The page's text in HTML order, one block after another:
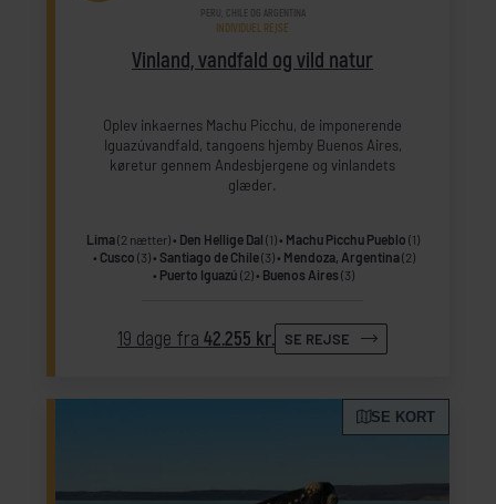
Vinland, vandfald og vild natur
PERU, CHILE OG ARGENTINA
INDIVIDUEL REJSE
Oplev inkaernes Machu Picchu, de imponerende
Iguazúvandfald, tangoens hjemby Buenos Aires,
køretur gennem Andesbjergene og vinlandets
glæder.
Lima(2 nætter) Den Hellige Dal (1) Machu Picchu Pueblo (1)
Cusco (3) Santiago de Chile(3) Mendoza, Argentina(2)
Puerto Iguazú (2) Buenos Aires (3)
19 dage fra 42.255 kr. SE REJSE
SE KORT